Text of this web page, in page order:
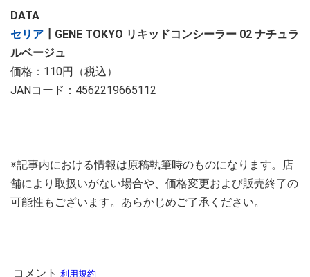
DATA
セリア ┃GENE TOKYO リキッドコンシーラー 02 ナチュラ
ルベージュ
価格：110円（税込）
JANコード：4562219665112
※記事内における情報は原稿執筆時のものになります。店
舗により取扱いがない場合や、価格変更および販売終了の
可能性もございます。あらかじめご了承ください。